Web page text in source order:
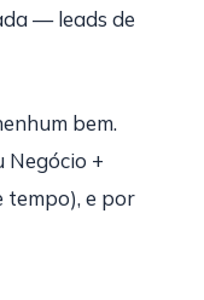
— leads de
bem.
Negócio +
tempo), e por